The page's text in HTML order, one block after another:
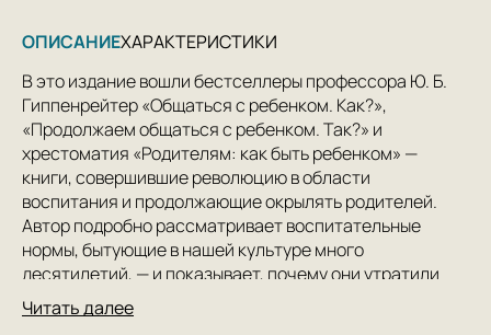
ОПИСАНИЕХАРАКТЕРИСТИКИ
В это издание вошли бестселлеры профессора Ю. Б.
Гиппенрейтер «Общаться с ребенком. Как?»,
«Продолжаем общаться с ребенком. Так?» и
хрестоматия «Родителям: как быть ребенком» —
книги, совершившие революцию в области
воспитания и продолжающие окрылять родителей.
Автор подробно рассматривает воспитательные
нормы, бытующие в нашей культуре много
десятилетий, — и показывает, почему они утратили
эффективность. Юлия Борисовна доказывает, что не
только с малышами, но и с трудными подростками
Читать далее